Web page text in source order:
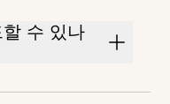
수 있나